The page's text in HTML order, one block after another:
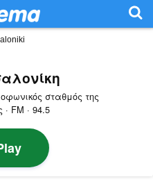
σταθμός της
FM · 94.5